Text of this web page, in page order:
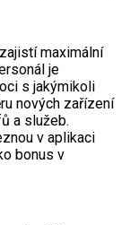
maximální
je
s jakýmikoli
nových zařízení
a služeb.
v aplikaci
bonus v